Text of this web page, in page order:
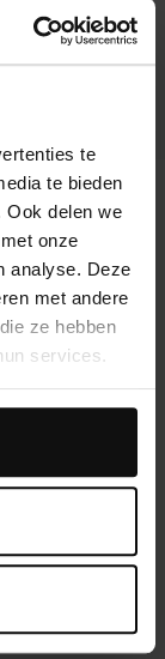
te
te bieden
Ook delen we
onze
analyse. Deze
met andere
ze hebben
services.
voor
over
vindt u op
cuir - marron